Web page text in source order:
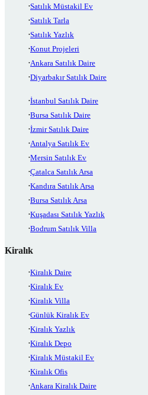
Satılık Müstakil Ev
Satılık Tarla
Satılık Yazlık
Konut Projeleri
Ankara Satılık Daire
Diyarbakır Satılık Daire
İstanbul Satılık Daire
Bursa Satılık Daire
İzmir Satılık Daire
Antalya Satılık Ev
Mersin Satılık Ev
Çatalca Satılık Arsa
Kandıra Satılık Arsa
Bursa Satılık Arsa
Kuşadası Satılık Yazlık
Bodrum Satılık Villa
Kiralık
Kiralık Daire
Kiralık Ev
Kiralık Villa
Günlük Kiralık Ev
Kiralık Yazlık
Kiralık Depo
Kiralık Müstakil Ev
Kiralık Ofis
Ankara Kiralık Daire